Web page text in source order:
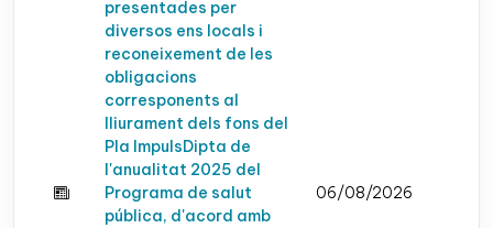
presentades per
diversos ens locals i
reconeixement de les
obligacions
corresponents al
lliurament dels fons del
Pla ImpulsDipta de
l'anualitat 2025 del
Programa de salut
pública, d'acord amb
06/08/2026